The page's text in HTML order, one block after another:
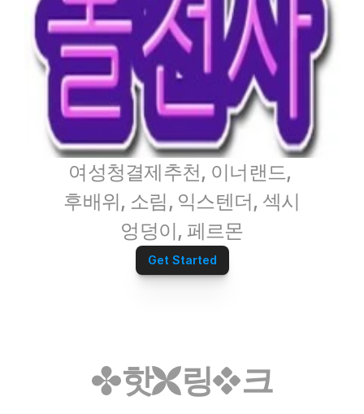
여성청결제추천, 이너랜드,
후배위, 소림, 익스텐더, 섹시
엉덩이, 페르몬
Get Started
핫 링 크